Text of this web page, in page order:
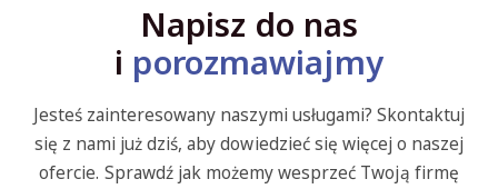
Napisz do nas
i porozmawiajmy
Jesteś zainteresowany naszymi usługami? Skontaktuj
się z nami już dziś, aby dowiedzieć się więcej o naszej
ofercie. Sprawdź jak możemy wesprzeć Twoją firmę